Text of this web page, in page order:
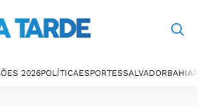
2026POLÍTICAESPORTESSALVADORBAHIA